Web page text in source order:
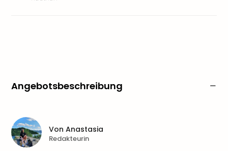
Angebotsbeschreibung
Von Anastasia
Redakteurin